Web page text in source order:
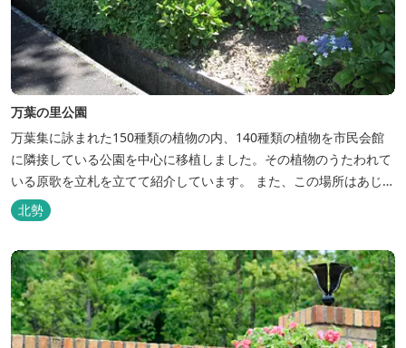
万葉の里公園
万葉集に詠まれた150種類の植物の内、140種類の植物を市民会館
に隣接している公園を中心に移植しました。その植物のうたわれて
いる原歌を立札を立てて紹介しています。 また、この場所はあじさ
いの名所としても有名で、6月中旬には、5000株のあじさいが咲き
北勢